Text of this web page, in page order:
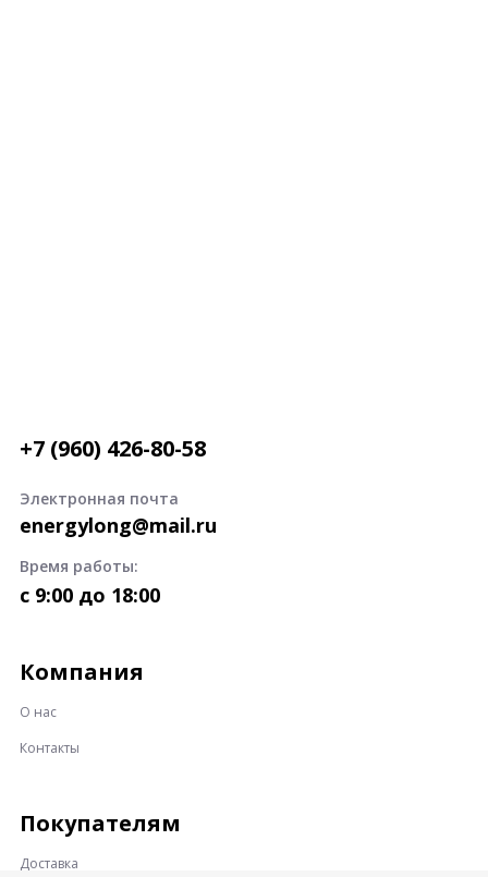
+7 (960) 426-80-58
Электронная почта
energylong@mail.ru
Время работы:
c 9:00 до 18:00
Компания
О нас
Контакты
Покупателям
Доставка